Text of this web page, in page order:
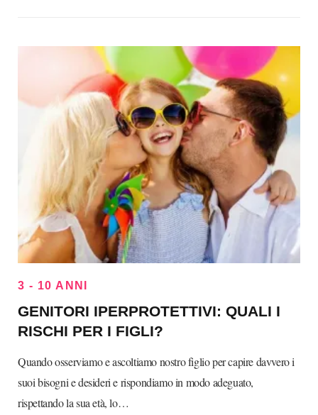
3 - 10 ANNI
GENITORI IPERPROTETTIVI: QUALI I
RISCHI PER I FIGLI?
Quando osserviamo e ascoltiamo nostro figlio per capire davvero i
suoi bisogni e desideri e rispondiamo in modo adeguato,
rispettando la sua età, lo…